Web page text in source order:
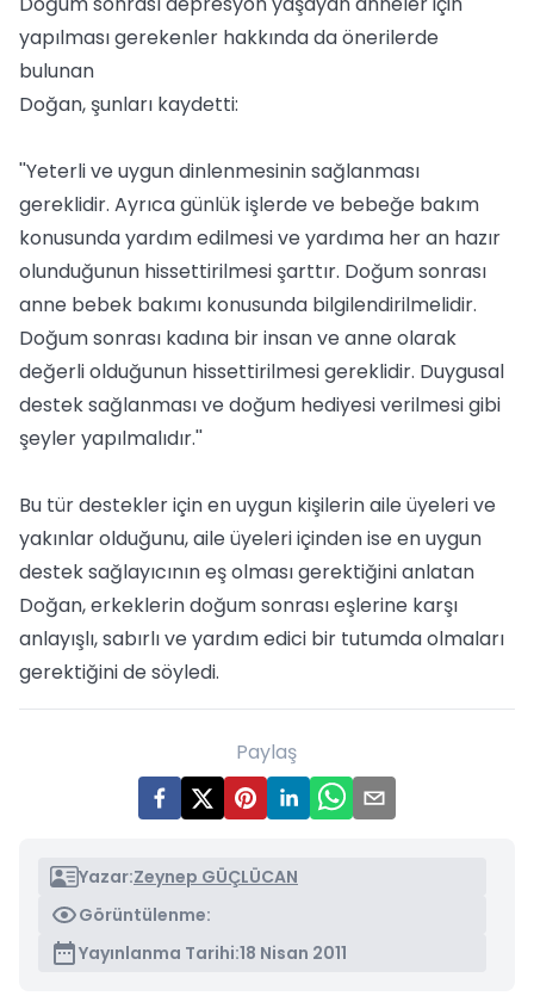
yapılması gerekenler hakkında da önerilerde
bulunan
Doğan, şunları kaydetti:
''Yeterli ve uygun dinlenmesinin sağlanması
gereklidir. Ayrıca günlük işlerde ve bebeğe bakım
konusunda yardım edilmesi ve yardıma her an hazır
olunduğunun hissettirilmesi şarttır. Doğum sonrası
anne bebek bakımı konusunda bilgilendirilmelidir.
Doğum sonrası kadına bir insan ve anne olarak
değerli olduğunun hissettirilmesi gereklidir. Duygusal
destek sağlanması ve doğum hediyesi verilmesi gibi
şeyler yapılmalıdır.''
Bu tür destekler için en uygun kişilerin aile üyeleri ve
yakınlar olduğunu, aile üyeleri içinden ise en uygun
destek sağlayıcının eş olması gerektiğini anlatan
Doğan, erkeklerin doğum sonrası eşlerine karşı
anlayışlı, sabırlı ve yardım edici bir tutumda olmaları
gerektiğini de söyledi.
Paylaş
Yazar:Zeynep GÜÇLÜCAN
Görüntülenme:
Yayınlanma Tarihi:18 Nisan 2011